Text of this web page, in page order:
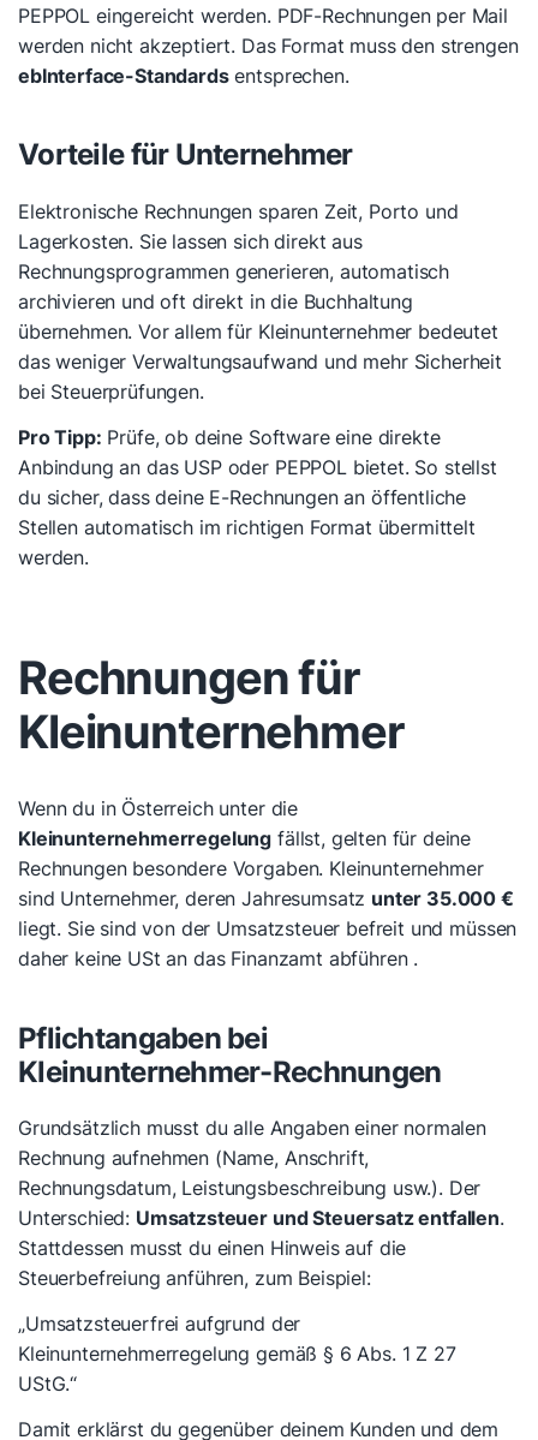
PEPPOL eingereicht werden. PDF-Rechnungen per Mail
werden nicht akzeptiert. Das Format muss den strengen
ebInterface-Standardsentsprechen.
Vorteile für Unternehmer
Elektronische Rechnungen sparen Zeit, Porto und
Lagerkosten. Sie lassen sich direkt aus
Rechnungsprogrammen generieren, automatisch
archivieren und oft direkt in die Buchhaltung
übernehmen. Vor allem für Kleinunternehmer bedeutet
das weniger Verwaltungsaufwand und mehr Sicherheit
bei Steuerprüfungen.
Pro Tipp: Prüfe, ob deine Software eine direkte
Anbindung an das USP oder PEPPOL bietet. So stellst
du sicher, dass deine E-Rechnungen an öffentliche
Stellen automatisch im richtigen Format übermittelt
werden.
Rechnungen für
Kleinunternehmer
Wenn du in Österreich unter die
Kleinunternehmerregelung fällst, gelten für deine
Rechnungen besondere Vorgaben. Kleinunternehmer
sind Unternehmer, deren Jahresumsatz unter 35.000 €
liegt. Sie sind von der Umsatzsteuer befreit und müssen
daher keine USt an das Finanzamt abführen .
Pflichtangaben bei
Kleinunternehmer-Rechnungen
Grundsätzlich musst du alle Angaben einer normalen
Rechnung aufnehmen (Name, Anschrift,
Rechnungsdatum, Leistungsbeschreibung usw.). Der
Unterschied: Umsatzsteuer und Steuersatz entfallen.
Stattdessen musst du einen Hinweis auf die
Steuerbefreiung anführen, zum Beispiel:
„Umsatzsteuerfrei aufgrund der
Kleinunternehmerregelung gemäß § 6 Abs. 1 Z 27
UStG.“
Damit erklärst du gegenüber deinem Kunden und dem